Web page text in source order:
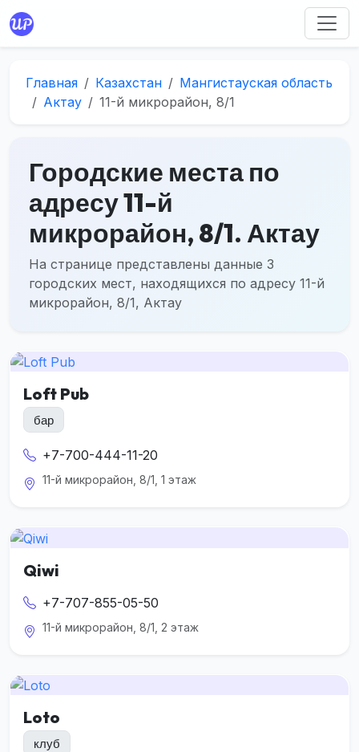
Главная Казахстан
Мангистауская область
Актау
11-й микрорайон, 8/1
Городские места по
адресу 11-й
микрорайон, 8/1. Актау
На странице представлены данные 3
городских мест, находящихся по адресу 11-й
микрорайон, 8/1, Актау
Loft Pub
бар
+7-700-444-11-20
11-й микрорайон, 8/1, 1 этаж
Qiwi
+7-707-855-05-50
11-й микрорайон, 8/1, 2 этаж
Loto
клуб